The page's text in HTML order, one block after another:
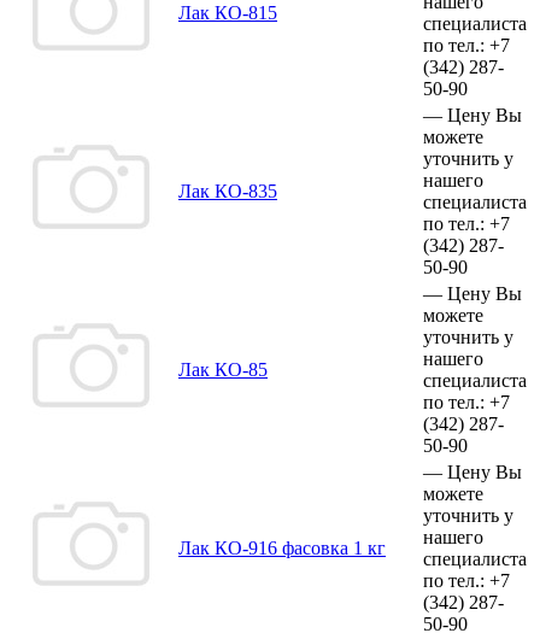
Лак КО-815
специалиста
по тел.: +7
(342) 287-
50-90
Лак КО-835
— Цену Вы
можете
уточнить у
нашего
специалиста
по тел.: +7
(342) 287-
50-90
Лак КО-85
— Цену Вы
можете
уточнить у
нашего
специалиста
по тел.: +7
(342) 287-
50-90
Лак КО-916 фасовка 1 кг
— Цену Вы
можете
уточнить у
нашего
специалиста
по тел.: +7
(342) 287-
50-90